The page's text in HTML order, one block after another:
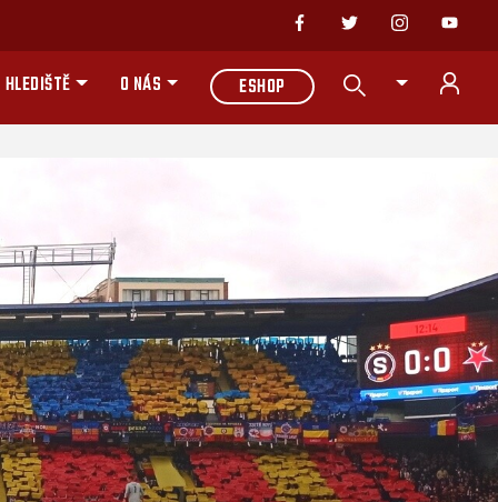
O NÁS ESHOP